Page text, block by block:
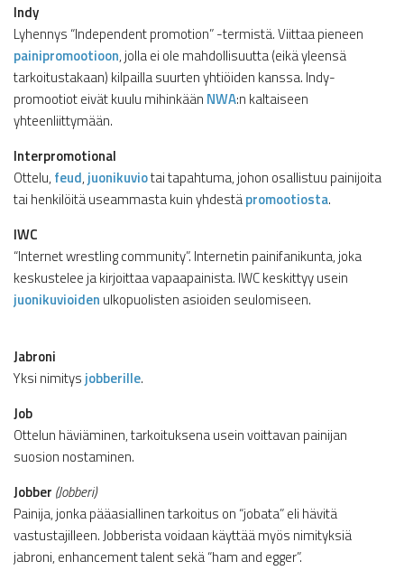
Indy
Lyhennys “Independent promotion” -termistä. Viittaa pieneen
painipromootioon, jolla ei ole mahdollisuutta (eikä yleensä
tarkoitustakaan) kilpailla suurten yhtiöiden kanssa. Indy-
promootiot eivät kuulu mihinkään NWA:n kaltaiseen
yhteenliittymään.
Interpromotional
Ottelu, feud,juonikuviotai tapahtuma, johon osallistuu painijoita
tai henkilöitä useammasta kuin yhdestäpromootiosta.
IWC
“Internet wrestling community”. Internetin painifanikunta, joka
keskustelee ja kirjoittaa vapaapainista. IWC keskittyy usein
juonikuvioiden ulkopuolisten asioiden seulomiseen.
Jabroni
Yksi nimitysjobberille.
Job
Ottelun häviäminen, tarkoituksena usein voittavan painijan
suosion nostaminen.
Jobber (Jobberi)
Painija, jonka pääasiallinen tarkoitus on “jobata” eli hävitä
vastustajilleen. Jobberista voidaan käyttää myös nimityksiä
jabroni, enhancement talent sekä “ham and egger”.